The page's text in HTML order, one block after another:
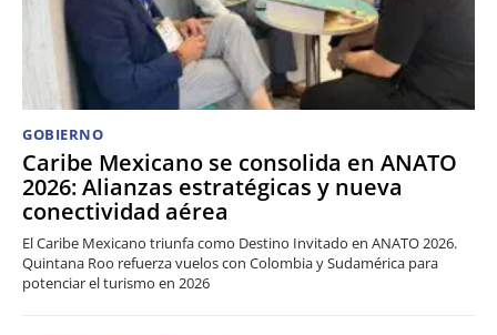
GOBIERNO
Caribe Mexicano se consolida en ANATO
2026: Alianzas estratégicas y nueva
conectividad aérea
El Caribe Mexicano triunfa como Destino Invitado en ANATO 2026.
Quintana Roo refuerza vuelos con Colombia y Sudamérica para
potenciar el turismo en 2026